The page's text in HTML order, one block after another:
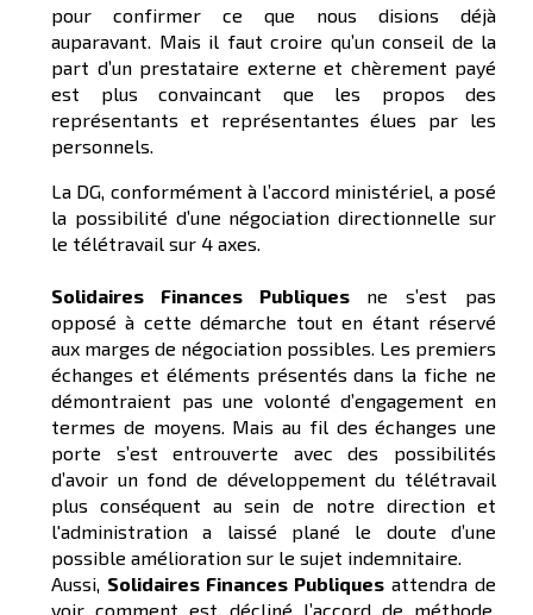
pour confirmer ce que nous disions déjà
auparavant. Mais il faut croire qu’un conseil de la
part d’un prestataire externe et chèrement payé
est plus convaincant que les propos des
représentants et représentantes élues par les
personnels.
La DG, conformément à l’accord ministériel, a posé
la possibilité d’une négociation directionnelle sur
le télétravail sur 4 axes.
Solidaires Finances Publiquesne s’est pas
opposé à cette démarche tout en étant réservé
aux marges de négociation possibles. Les premiers
échanges et éléments présentés dans la fiche ne
démontraient pas une volonté d’engagement en
termes de moyens. Mais au fil des échanges une
porte s’est entrouverte avec des possibilités
d’avoir un fond de développement du télétravail
plus conséquent au sein de notre direction et
l'administration a laissé plané le doute d’une
possible amélioration sur le sujet indemnitaire.
Aussi, Solidaires Finances Publiques attendra de
voir comment est décliné l’accord de méthode,